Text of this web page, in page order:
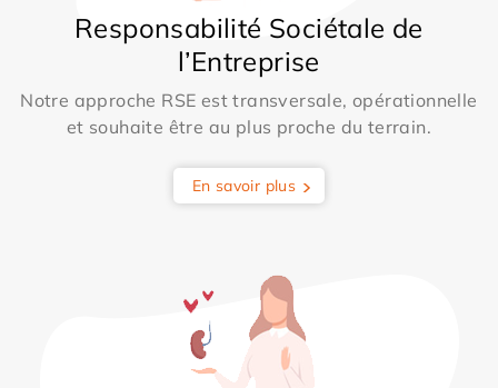
Responsabilité Sociétale de
l’Entreprise
Notre approche RSE est transversale, opérationnelle
et souhaite être au plus proche du terrain.
En savoir plus